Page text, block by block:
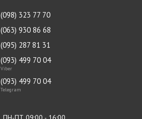
(098) 323 77 70
(063) 930 86 68
(095) 287 81 31
(093) 499 70 04
Viber
(093) 499 70 04
Telegram